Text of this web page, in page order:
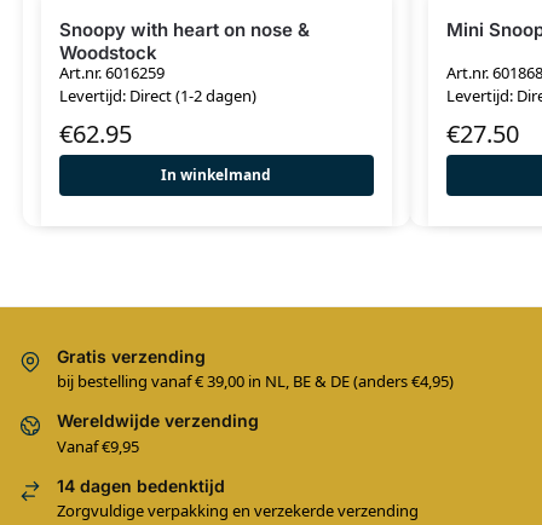
Snoopy with heart on nose &
Woodstock
Art.nr. 6016259
Levertijd: Direct (1-2 dagen)
€62.95
In winkelmand
Mini
Art.nr.
Levertijd:
€27.50
Gratis verzending
bij bestelling vanaf € 39,00 in NL, BE & DE (anders €4,95)
Wereldwijde verzending
Vanaf €9,95
14 dagen bedenktijd
Zorgvuldige verpakking en verzekerde verzending